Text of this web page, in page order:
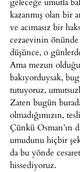
kazanmış olan bir
ve acımasız bir
cezaevinin
düşünce, o
Ama mezun
bakıyorduysak,
tutuyoruz,
Zaten bugün
olmadığımızın,
Çünkü Osman’ın
umudunu hiçbir
da bu yönde
hissediyoruz.